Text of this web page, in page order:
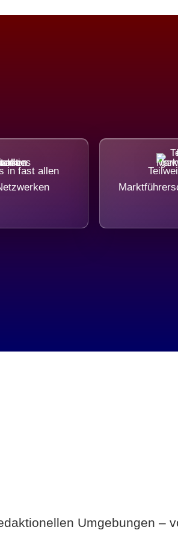
in fast allen
Umgebungen –